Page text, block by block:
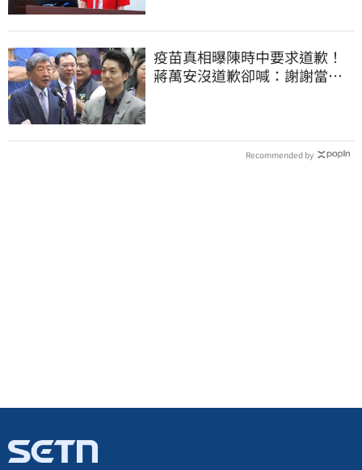
疫苗真相曝陳時中要求道歉！
蔣萬安沒道歉卻喊：謝謝當時
Recommended by